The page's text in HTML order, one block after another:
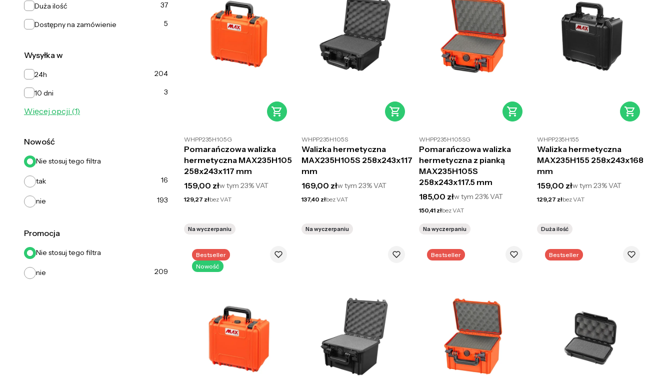
Duża ilość 37
Dostępny na zamówienie 5
Wysyłka w
Wysyłka w
24h 204
10 dni 3
Więcej opcji (1)
Nowość
Nie stosuj tego filtra
tak 16
nie 193
Promocja
Nie stosuj tego filtra
nie 209
WHPP235H105G
Pomarańczowa walizka
hermetyczna MAX235H105
258x243x117 mm
Cena brutto
159,00 złw tym 23%VAT
Cena netto
129,27 złbez VAT
Na wyczerpaniu
WHPP235H105S
Walizka hermetyczna
MAX235H105S 258x243x117
mm
Cena brutto
169,00 złw tym23%VAT
Cena netto
137,40 złbez VAT
Na wyczerpaniu
WHPP235H105SG
Pomarańczowa walizka
hermetyczna z pianką
MAX235H105S
258x243x117.5 mm
Cena brutto
185,00 złw tym23%VAT
Cena netto
150,41 złbez VAT
Na wyczerpaniu
WHPP235H155
Walizka hermetyczna
MAX235H155 258x243x168
mm
Cena brutto
159,00 złw tym 23%VAT
Cena netto
129,27 złbez VAT
Duża ilość
Bestseller
Nowość
Bestseller Bestseller